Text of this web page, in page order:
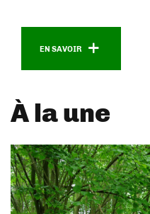
EN SAVOIR
À la une